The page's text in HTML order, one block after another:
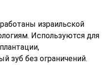
израильской
Используются для
зуб без ограничений.